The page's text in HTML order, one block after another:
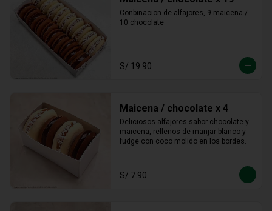
Conbinacion de alfajores, 9 maicena /
10 chocolate
S/ 19.90
Maicena / chocolate x 4
Deliciosos alfajores sabor chocolate y
maicena, rellenos de manjar blanco y
fudge con coco molido en los bordes.
S/ 7.90